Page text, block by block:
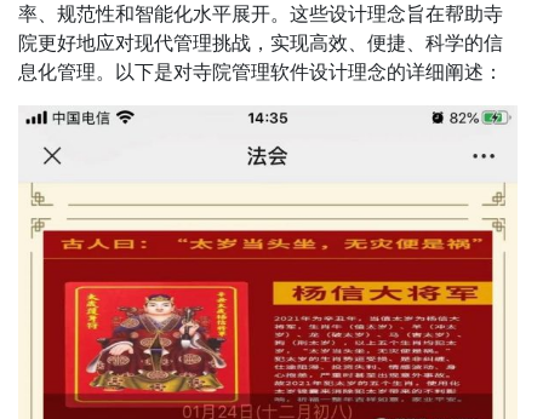
率、规范性和智能化水平展开。这些设计理念旨在帮助寺
院更好地应对现代管理挑战，实现高效、便捷、科学的信
息化管理。以下是对寺院管理软件设计理念的详细阐述：